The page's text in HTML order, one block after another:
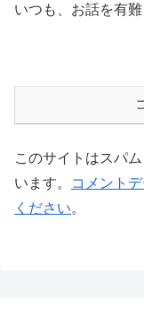
いつも、お話を有難
このサイトはスパ
います。
コメント
ください。